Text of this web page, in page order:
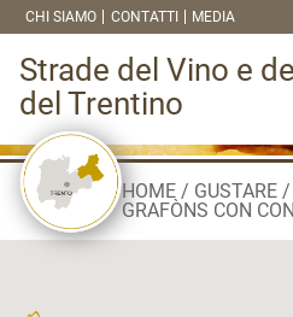
CHI SIAMO CONTATTI MEDIA
Strade del Vino e
del Trentino
HOME GUSTARE
GRAFÒNS CON